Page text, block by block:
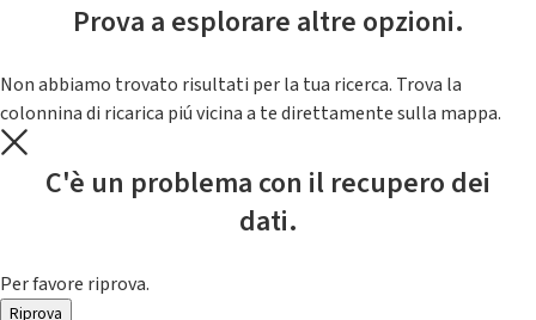
Prova a esplorare altre opzioni.
Non abbiamo trovato risultati per la tua ricerca. Trova la
colonnina di ricarica piú vicina a te direttamente sulla mappa.
C'è un problema con il recupero dei
dati.
Per favore riprova.
Riprova